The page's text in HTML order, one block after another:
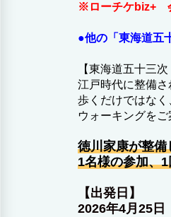
※ローチケbiz+
●他の「東海道五
【東海道五十三
江戸時代に整備
歩くだけではな
ウォーキングを
徳川家康が整
1名様の参加、
【出発日】
2026年4月25日